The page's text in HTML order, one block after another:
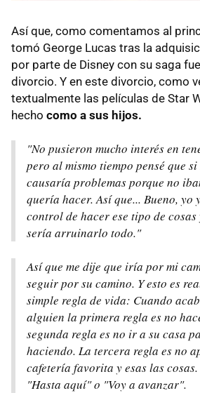
Así que, como comentamos al
tomó George Lucas tras la
por parte de Disney con su saga
divorcio. Y en este divorcio, como
textualmente las películas de Star
hecho como a sus hijos.
"No pusieron mucho interés en
pero al mismo tiempo pensé que
causaría problemas porque no
quería hacer. Así que... Bueno, yo
control de hacer ese tipo de
sería arruinarlo todo."
Así que me dije que iría por mi
seguir por su camino. Y esto es
simple regla de vida: Cuando
alguien la primera regla es no
segunda regla es no ir a su casa
haciendo. La tercera regla es no
cafetería favorita y esas las
"Hasta aquí" o "Voy a avanzar".